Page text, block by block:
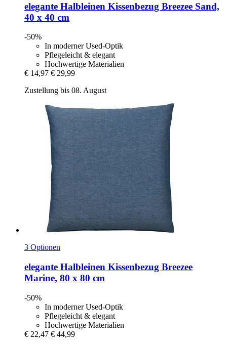
elegante Halbleinen Kissenbezug Breezee Sand,
40 x 40 cm
-50%
In moderner Used-Optik
Pflegeleicht & elegant
Hochwertige Materialien
€ 14,97 € 29,99
Zustellung bis 08. August
3 Optionen
elegante Halbleinen Kissenbezug Breezee
Marine, 80 x 80 cm
-50%
In moderner Used-Optik
Pflegeleicht & elegant
Hochwertige Materialien
€ 22,47 € 44,99